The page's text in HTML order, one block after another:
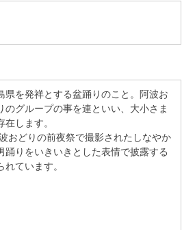
県を発祥とする盆踊りのこと。阿波お
のグループの事を連といい、大小さま
します。
おどりの前夜祭で撮影されたしなやか
踊りをいきいきとした表情で披露する
ています。